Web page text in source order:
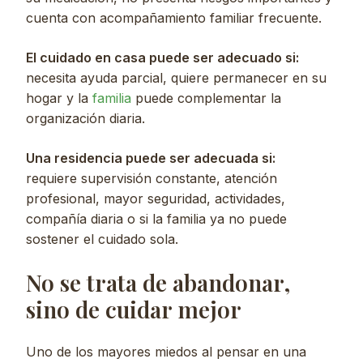
cuenta con acompañamiento familiar frecuente.
El cuidado en casa puede ser adecuado si:
necesita ayuda parcial, quiere permanecer en su
hogar y la familia puede complementar la
organización diaria.
Una residencia puede ser adecuada si:
requiere supervisión constante, atención
profesional, mayor seguridad, actividades,
compañía diaria o si la familia ya no puede
sostener el cuidado sola.
No se trata de abandonar,
sino de cuidar mejor
Uno de los mayores miedos al pensar en una